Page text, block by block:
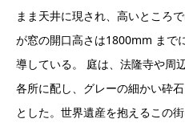
まま天井に現され、⾼いところ
が窓の開⼝⾼さは1800mm まで
導している。 庭は、法隆寺や周
各所に配し、グレーの細かい砕
とした。世界遺産を抱えるこの